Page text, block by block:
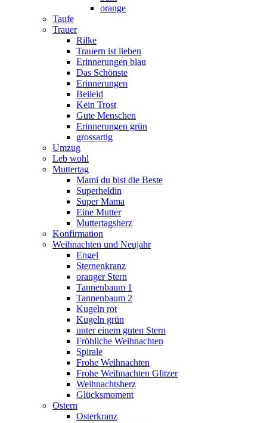
orange
Taufe
Trauer
Rilke
Trauern ist lieben
Erinnerungen blau
Das Schönste
Erinnerungen
Beileid
Kein Trost
Gute Menschen
Erinnerungen grün
grossartig
Umzug
Leb wohl
Muttertag
Mami du bist die Beste
Superheldin
Super Mama
Eine Mutter
Muttertagsherz
Konfirmation
Weihnachten und Neujahr
Engel
Sternenkranz
oranger Stern
Tannenbaum 1
Tannenbaum 2
Kugeln rot
Kugeln grün
unter einem guten Stern
Fröhliche Weihnachten
Spirale
Frohe Weihnachten
Frohe Weihnachten Glitzer
Weihnachtsherz
Glücksmoment
Ostern
Osterkranz